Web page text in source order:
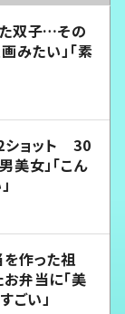
双子…その
みたい」「素
ショット 30
女」「こん
作った祖
弁当に「美
ごい」